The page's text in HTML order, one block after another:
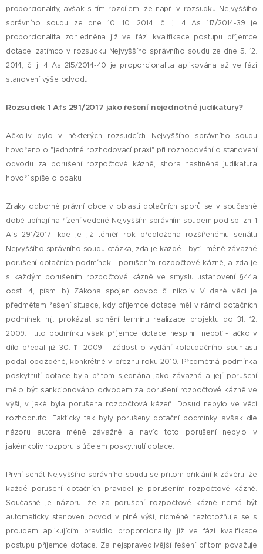
proporcionality, avšak s tím rozdílem, že např. v rozsudku Nejvyššího
správního soudu ze dne 10. 10. 2014, č. j. 4 As 117/2014-39 je
proporcionalita zohledněna již ve fázi kvalifikace postupu příjemce
dotace, zatímco v rozsudku Nejvyššího správního soudu ze dne 5. 12.
2014, č. j. 4 As 215/2014-40 je proporcionalita aplikována až ve fázi
stanovení výše odvodu.
Rozsudek 1 Afs 291/2017 jako řešení nejednotné judikatury?
Ačkoliv bylo v některých rozsudcích Nejvyššího správního soudu
hovořeno o "jednotné rozhodovací praxi" při rozhodování o stanovení
odvodu za porušení rozpočtové kázně, shora nastíněná judikatura
hovoří spíše o opaku.
Zraky odborné právní obce v oblasti dotačních sporů se v současné
době upínají na řízení vedené Nejvyšším správním soudem pod sp. zn. 1
Afs 291/2017, kde je již téměř rok předložena rozšířenému senátu
Nejvyššího správního soudu otázka, zda je každé - byť i méně závažné
porušení dotačních podmínek - porušením rozpočtové kázně, a zda je
s každým porušením rozpočtové kázně ve smyslu ustanovení §44a
odst. 4, písm. b) Zákona spojen odvod či nikoliv. V dané věci je
předmětem řešení situace, kdy příjemce dotace měl v rámci dotačních
podmínek mj. prokázat splnění termínu realizace projektu do 31. 12.
2009. Tuto podmínku však příjemce dotace nesplnil, neboť - ačkoliv
dílo předal již 30. 11. 2009 - žádost o vydání kolaudačního souhlasu
podal opožděně, konkrétně v březnu roku 2010. Předmětná podmínka
poskytnutí dotace byla přitom sjednána jako závazná a její porušení
mělo být sankcionováno odvodem za porušení rozpočtové kázně ve
výši, v jaké byla porušena rozpočtová kázeň. Dosud nebylo ve věci
rozhodnuto. Fakticky tak byly porušeny dotační podmínky, avšak dle
názoru autora méně závažně a navíc toto porušení nebylo v
jakémkoliv rozporu s účelem poskytnutí dotace.
První senát Nejvyššího správního soudu se přitom přiklání k závěru, že
každé porušení dotačních pravidel je porušením rozpočtové kázně.
Současně je názoru, že za porušení rozpočtové kázně nemá být
automaticky stanoven odvod v plné výši, nicméně neztotožňuje se s
proudem aplikujícím pravidlo proporcionality již ve fázi kvalifikace
postupu příjemce dotace. Za nejspravedlivější řešení přitom považuje